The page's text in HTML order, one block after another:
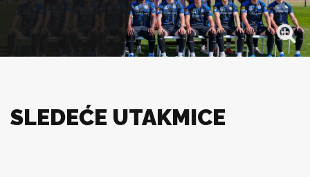
SLEDEĆE UTAKMICE